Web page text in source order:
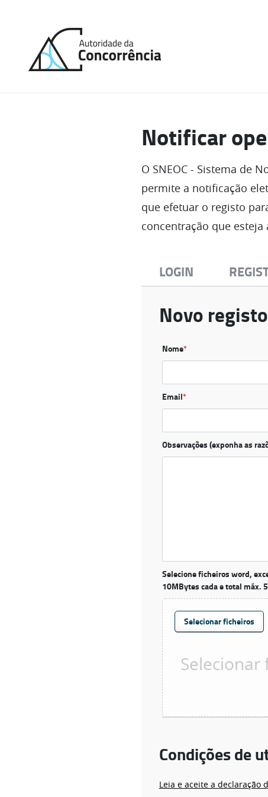
Página
inicial
Notificar
O SNEOC - Sistema de
permite a notificação
que efetuar o registo
concentração que
LOGIN
Novo registo
Nome*
Email*
Observações (exponha as
Selecione ficheiros word,
10MBytes cada e total máx.
Selecionar ficheiros
Condições de
Leia e aceite a declaração